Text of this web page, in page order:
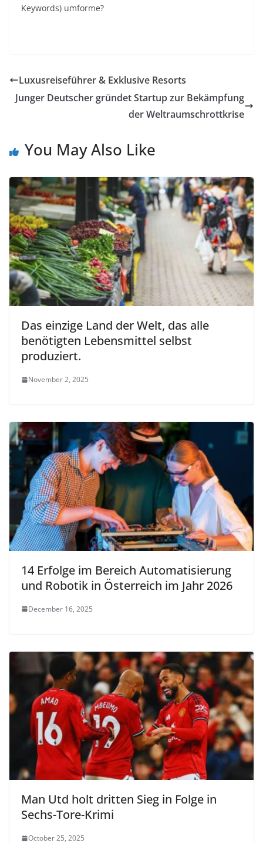
Keywords) umforme?
Luxusreiseführer & Exklusive Resorts
Junger Deutscher gründet Startup zur Bekämpfung
der Weltraumschrottkrise
You May Also Like
Das einzige Land der Welt, das alle
benötigten Lebensmittel selbst
produziert.
November 2, 2025
14 Erfolge im Bereich Automatisierung
und Robotik in Österreich im Jahr 2026
December 16, 2025
Man Utd holt dritten Sieg in Folge in
Sechs-Tore-Krimi
October 25, 2025